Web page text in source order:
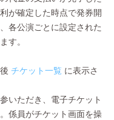
が確定した時点で発券開
各公演ごとに設定された
す。
チケット一覧 に表示さ
いただき、電子チケット
係員がチケット画面を操